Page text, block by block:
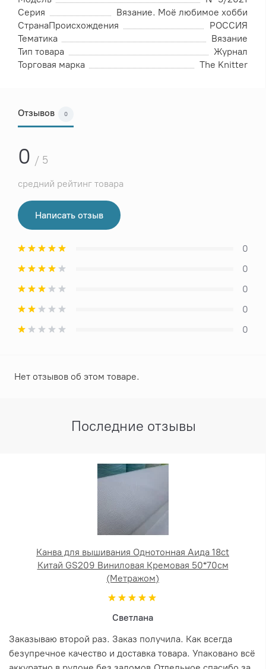
Серия
Вязание. Моё любимое хобби
СтранаПроисхождения
РОССИЯ
Тематика
Вязание
Тип товара
Журнал
Торговая марка
The Knitter
Отзывов 0
0 / 5
средний рейтинг товара
Написать отзыв
0
0
0
0
0
Нет отзывов об этом товаре.
Последние отзывы
Канва для вышивания Однотонная Аида 18ct
Китай GS209 Виниловая Кремовая 50*70см
(Метражом)
Светлана
Заказываю второй раз. Заказ получила. Как всегда
безупречное качество и доставка товара. Упаковано всё